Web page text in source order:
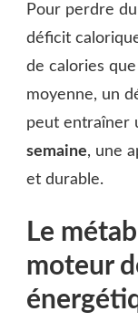
Pour perdre
déficit
de calories que
moyenne, un
peut entraîner
semaine, une
et durable.
Le
moteur